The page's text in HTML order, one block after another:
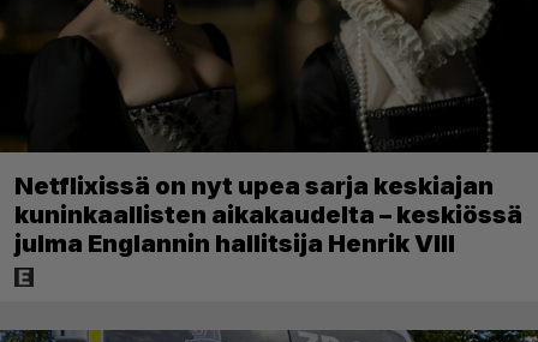
Netflixissä on nyt upea sarja keskiajan
kuninkaallisten aikakaudelta – keskiössä
julma Englannin hallitsija Henrik VIII